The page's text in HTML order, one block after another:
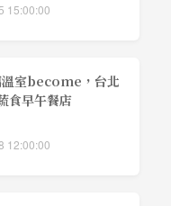
15:00:00
溫室become，台北
食早午餐店
12:00:00